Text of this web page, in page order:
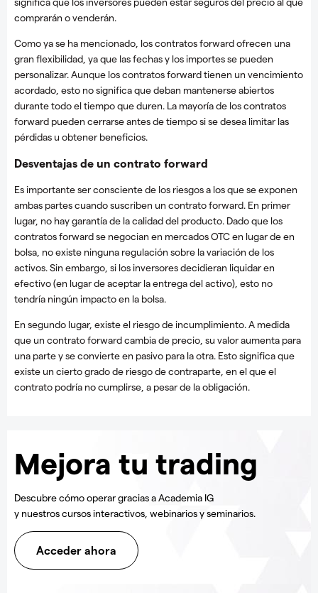
comprarán o venderán.
Como ya se ha mencionado, los contratos forward ofrecen una
gran flexibilidad, ya que las fechas y los importes se pueden
personalizar. Aunque los contratos forward tienen un vencimiento
acordado, esto no significa que deban mantenerse abiertos
durante todo el tiempo que duren. La mayoría de los contratos
forward pueden cerrarse antes de tiempo si se desea limitar las
pérdidas u obtener beneficios.
Desventajas de un contrato forward
Es importante ser consciente de los riesgos a los que se exponen
ambas partes cuando suscriben un contrato forward. En primer
lugar, no hay garantía de la calidad del producto. Dado que los
contratos forward se negocian en mercados OTC en lugar de en
bolsa, no existe ninguna regulación sobre la variación de los
activos. Sin embargo, si los inversores decidieran liquidar en
efectivo (en lugar de aceptar la entrega del activo), esto no
tendría ningún impacto en la bolsa.
En segundo lugar, existe el riesgo de incumplimiento. A medida
que un contrato forward cambia de precio, su valor aumenta para
una parte y se convierte en pasivo para la otra. Esto significa que
existe un cierto grado de riesgo de contraparte, en el que el
contrato podría no cumplirse, a pesar de la obligación.
Mejora tu trading
Descubre cómo operar gracias a Academia IG
y nuestros cursos interactivos, webinarios y seminarios.
Acceder ahora